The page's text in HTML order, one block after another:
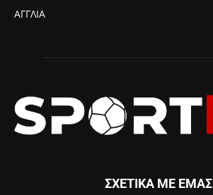
ΑΓΓΛΙΑ
ΣΧΕΤΙΚΑ ΜΕ ΕΜΑΣ